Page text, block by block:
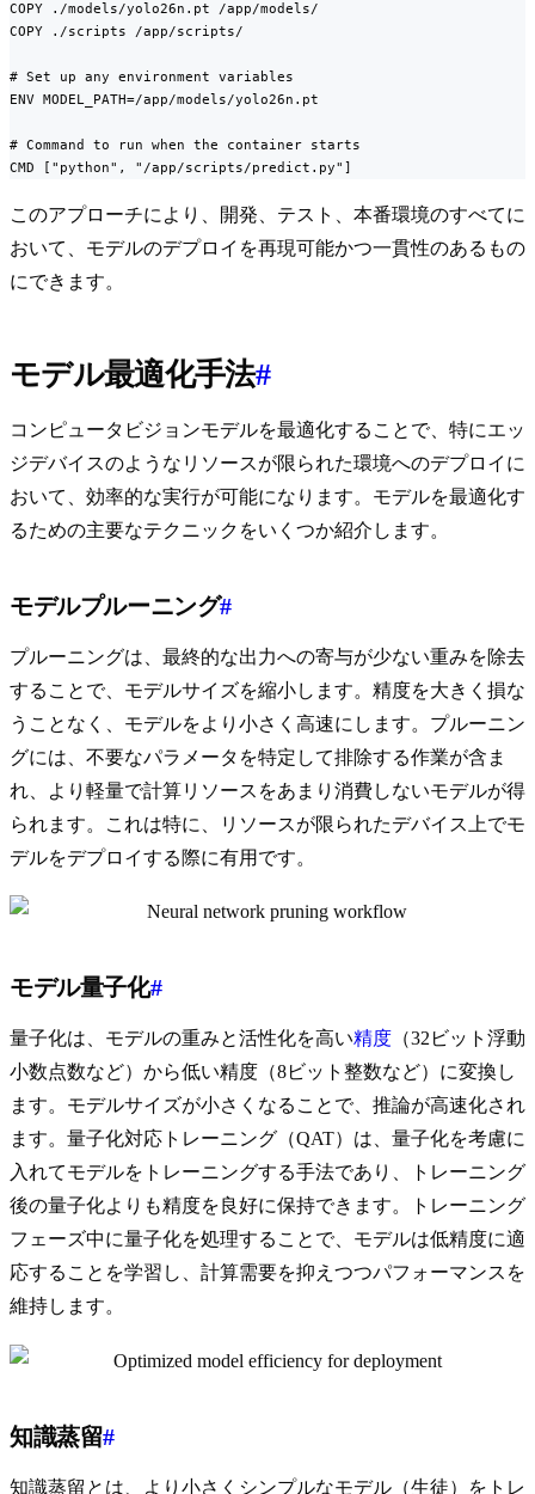
COPY ./models/yolo26n.pt /app/models/
COPY ./scripts /app/scripts/
# Set up any environment variables
ENV MODEL_PATH=/app/models/yolo26n.pt
# Command to run when the container starts
CMD ["python", "/app/scripts/predict.py"]
このアプローチにより、開発、テスト、本番環境のすべてに
おいて、モデルのデプロイを再現可能かつ一貫性のあるもの
にできます。
モデル最適化手法#
コンピュータビジョンモデルを最適化することで、特にエッ
ジデバイスのようなリソースが限られた環境へのデプロイに
おいて、効率的な実行が可能になります。モデルを最適化す
るための主要なテクニックをいくつか紹介します。
モデルプルーニング#
プルーニングは、最終的な出力への寄与が少ない重みを除去
することで、モデルサイズを縮小します。精度を大きく損な
うことなく、モデルをより小さく高速にします。プルーニン
グには、不要なパラメータを特定して排除する作業が含ま
れ、より軽量で計算リソースをあまり消費しないモデルが得
られます。これは特に、リソースが限られたデバイス上でモ
デルをデプロイする際に有用です。
モデル量子化#
量子化は、モデルの重みと活性化を高い精度 （32ビット浮動
小数点数など）から低い精度（8ビット整数など）に変換し
ます。モデルサイズが小さくなることで、推論が高速化され
ます。量子化対応トレーニング（QAT）は、量子化を考慮に
入れてモデルをトレーニングする手法であり、トレーニング
後の量子化よりも精度を良好に保持できます。トレーニング
フェーズ中に量子化を処理することで、モデルは低精度に適
応することを学習し、計算需要を抑えつつパフォーマンスを
維持します。
知識蒸留#
知識蒸留とは、より小さくシンプルなモデル（生徒）をトレ